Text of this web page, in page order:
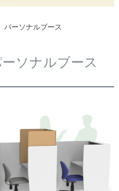
パーソナルブース
ソナルブース